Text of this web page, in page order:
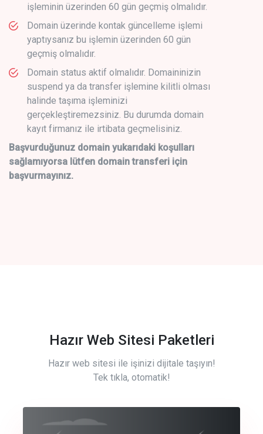
işleminin üzerinden 60 gün geçmiş olmalıdır.
Domain üzerinde kontak güncelleme işlemi
yaptıysanız bu işlemin üzerinden 60 gün
geçmiş olmalıdır.
Domain status aktif olmalıdır. Domaininizin
suspend ya da transfer işlemine kilitli olması
halinde taşıma işleminizi
gerçekleştiremezsiniz. Bu durumda domain
kayıt firmanız ile irtibata geçmelisiniz.
Başvurduğunuz domain yukarıdaki koşulları
sağlamıyorsa lütfen domain transferi için
başvurmayınız.
Hazır Web Sitesi Paketleri
Hazır web sitesi ile işinizi dijitale taşıyın!
Tek tıkla, otomatik!